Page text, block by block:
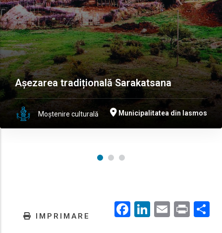
Așezarea tradițională Sarakatsana
Moștenire culturală Municipalitatea din Iasmos
IMPRIMARE Facebook
LinkedIn
EmailPrint